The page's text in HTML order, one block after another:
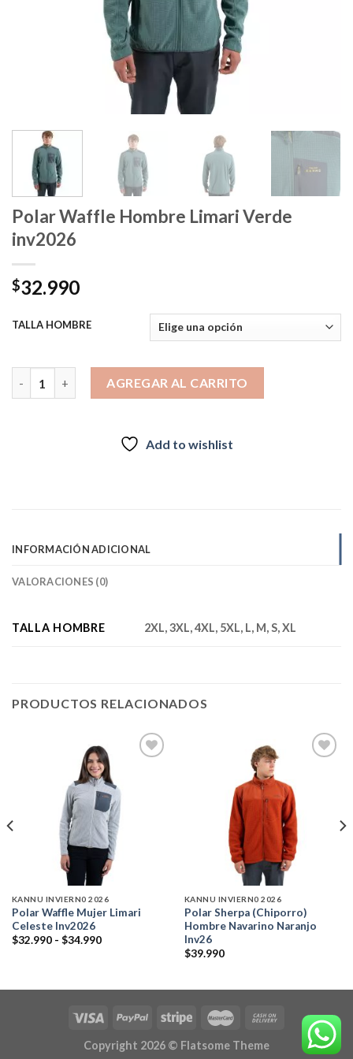
Polar Waffle Hombre Limari Verde
inv2026
$32.990
TALLA HOMBRE
AGREGAR AL CARRITO
Add to wishlist
INFORMACIÓN ADICIONAL
VALORACIONES (0)
TALLA HOMBRE 2XL, 3XL, 4XL, 5XL, L, M, S, XL
PRODUCTOS RELACIONADOS
KANNU INVIERN0 2026
Polar Waffle Mujer Limari
Celeste Inv2026
$32.990 - $34.990Rango
hasta
KANNU INVIERN0 2026
Polar Sherpa (Chiporro)
Hombre Navarino Naranjo
Inv26
$39.990
Copyright 2026 © Flatsome Theme